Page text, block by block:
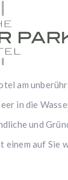
am
in die
und
einem auf Sie